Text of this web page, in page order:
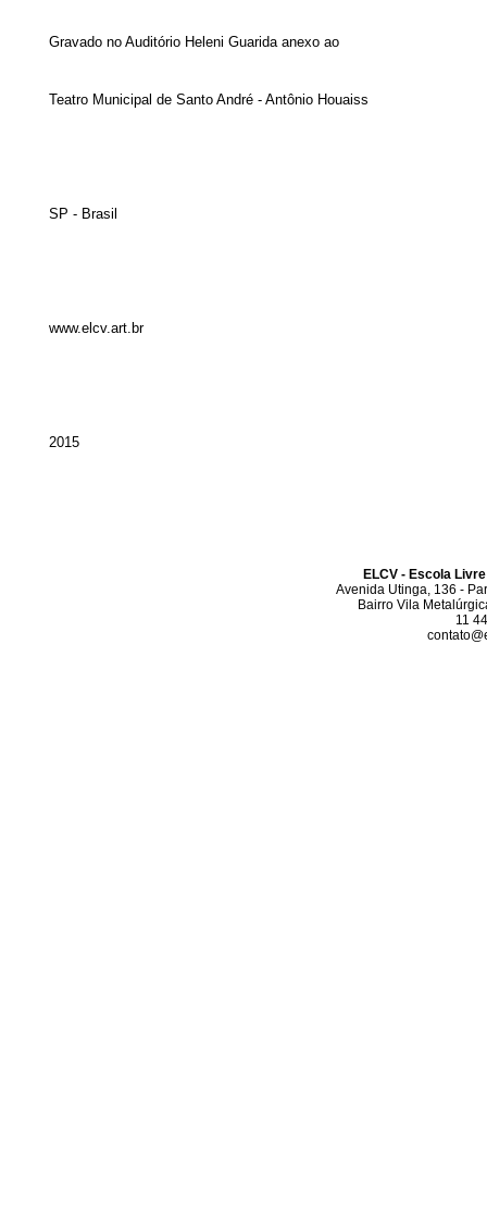
Gravado no Auditório Heleni Guarida anexo ao
Teatro Municipal de Santo André - Antônio Houaiss
SP - Brasil
www.elcv.art.br
2015
ELCV - Escola
Avenida Utinga, 136 -
Bairro Vila
11